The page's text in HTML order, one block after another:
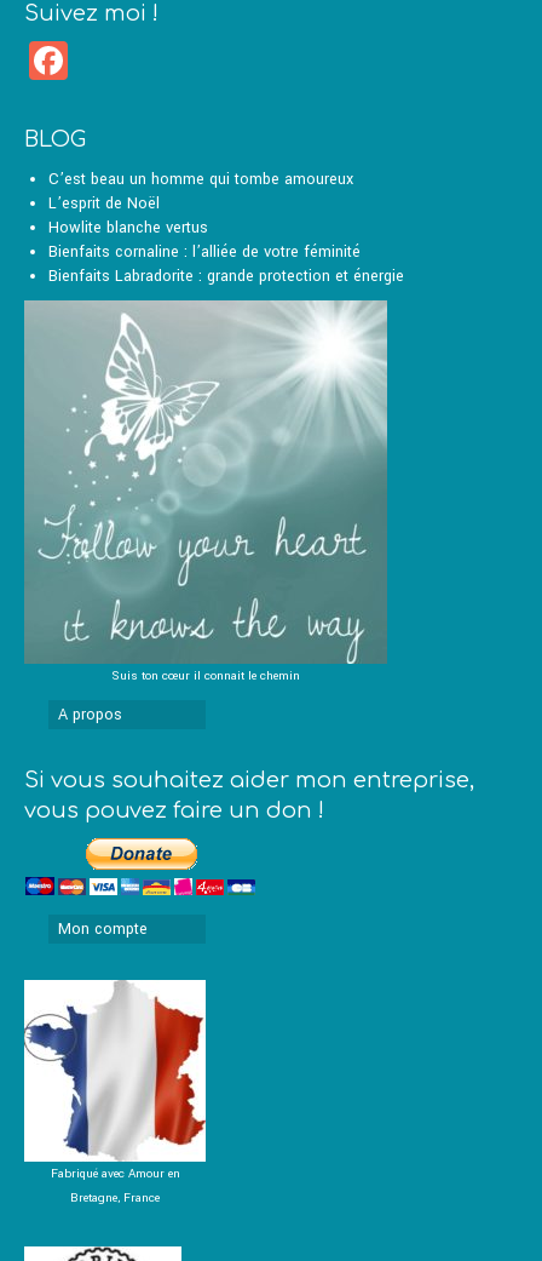
Suivez moi !
BLOG
C’est beau un homme qui tombe amoureux
L’esprit de Noël
Howlite blanche vertus
Bienfaits cornaline : l’alliée de votre féminité
Bienfaits Labradorite : grande protection et énergie
Suis ton cœur il connait le chemin
A propos
Si vous souhaitez aider mon entreprise,
vous pouvez faire un don !
Mon compte
Fabriqué avec Amour en
Bretagne, France